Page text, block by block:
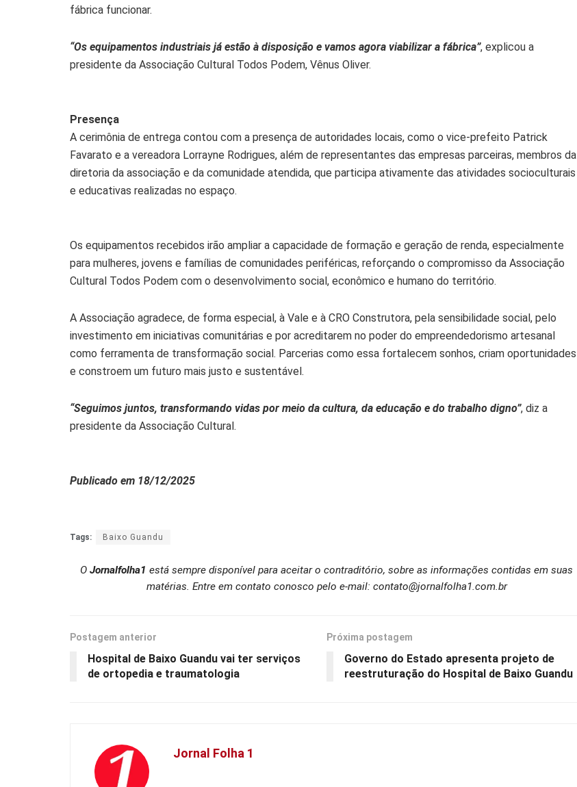
fábrica funcionar.
“Os equipamentos industriais já estão à disposição e vamos agora viabilizar a fábrica”, explicou a
presidente da Associação Cultural Todos Podem, Vênus Oliver.
Presença
A cerimônia de entrega contou com a presença de autoridades locais, como o vice-prefeito Patrick
Favarato e a vereadora Lorrayne Rodrigues, além de representantes das empresas parceiras, membros da
diretoria da associação e da comunidade atendida, que participa ativamente das atividades socioculturais
e educativas realizadas no espaço.
Os equipamentos recebidos irão ampliar a capacidade de formação e geração de renda, especialmente
para mulheres, jovens e famílias de comunidades periféricas, reforçando o compromisso da Associação
Cultural Todos Podem com o desenvolvimento social, econômico e humano do território.
A Associação agradece, de forma especial, à Vale e à CRO Construtora, pela sensibilidade social, pelo
investimento em iniciativas comunitárias e por acreditarem no poder do empreendedorismo artesanal
como ferramenta de transformação social. Parcerias como essa fortalecem sonhos, criam oportunidades
e constroem um futuro mais justo e sustentável.
“Seguimos juntos, transformando vidas por meio da cultura, da educação e do trabalho digno”, diz a
presidente da Associação Cultural.
Publicado em 18/12/2025
Tags: Baixo Guandu
O Jornalfolha1 está sempre disponível para aceitar o contraditório, sobre as informações contidas em suas
matérias. Entre em contato conosco pelo e-mail: contato@jornalfolha1.com.br
Postagem anterior
Hospital de Baixo Guandu vai ter serviços
de ortopedia e traumatologia
Próxima postagem
Governo do Estado apresenta projeto de
reestruturação do Hospital de Baixo Guandu
Jornal Folha 1